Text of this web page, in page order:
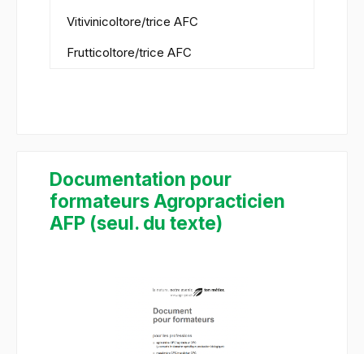
Vitivinicoltore/trice AFC
Frutticoltore/trice AFC
Documentation pour
formateurs Agropracticien
AFP (seul. du texte)